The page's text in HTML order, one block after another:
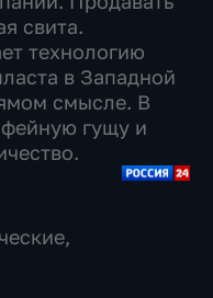
свита.
технологию
в Западной
смысле. В
гущу и
,